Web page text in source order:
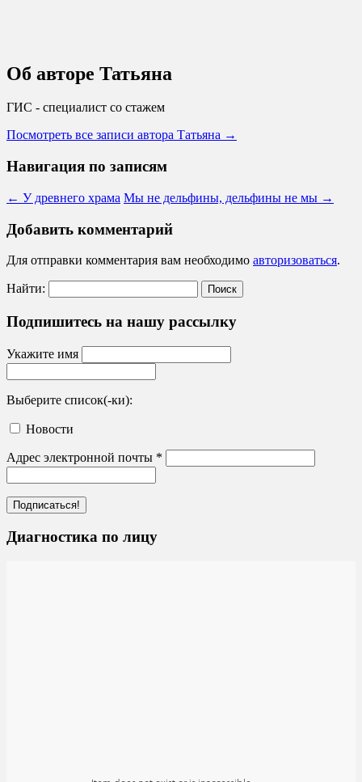
Об авторе Татьяна
ГИС - специалист со стажем
Посмотреть все записи автора Татьяна →
Навигация по записям
← У древнего храма Мы не дельфины, дельфины не мы →
Добавить комментарий
Для отправки комментария вам необходимо авторизоваться.
Найти:
Подпишитесь на нашу рассылку
Укажите имя
Выберите список(-ки):
Новости
Адрес электронной почты *
Диагностика по лицу